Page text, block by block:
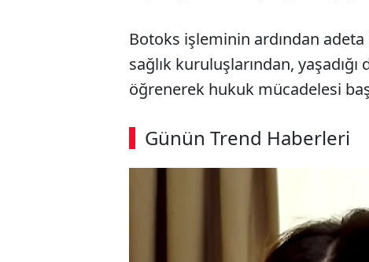
Botoks işleminin ardından
sağlık kuruluşlarından,
öğrenerek hukuk mücadelesi
Günün Trend Haberleri